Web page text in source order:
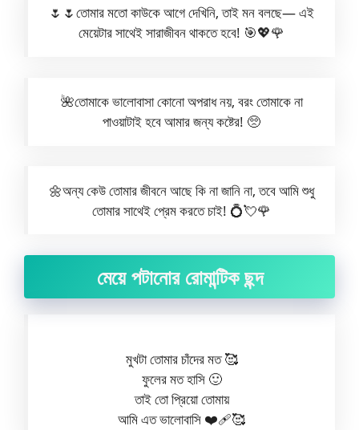
🌷🌷তোমার মতো কাউকে আগে দেখিনি, তাই মন বলছে— এই
মেয়েটার সাথেই সারাজীবন থাকতে হবে! 🎯💖🌹
🌺তোমাকে ভালোবাসা কোনো অপরাধ নয়, বরং তোমাকে না
পাওয়াটাই হবে আমার জন্য কষ্টের! 🥺
🌼অন্য কেউ তোমার জীবনে আছে কি না জানি না, তবে আমি শুধু
তোমার সাথেই প্রেম করতে চাই! 💍💘🌹
মেয়ে পটানোর রোমান্টিক ছন্দ
মুখটা তোমার চাঁদের মত 🥰
ফুলের মত হাসি 🙂
তাই তো প্রিয়ো তোমায়
আমি এত ভালোবাসি ❤️‍🩹🥰